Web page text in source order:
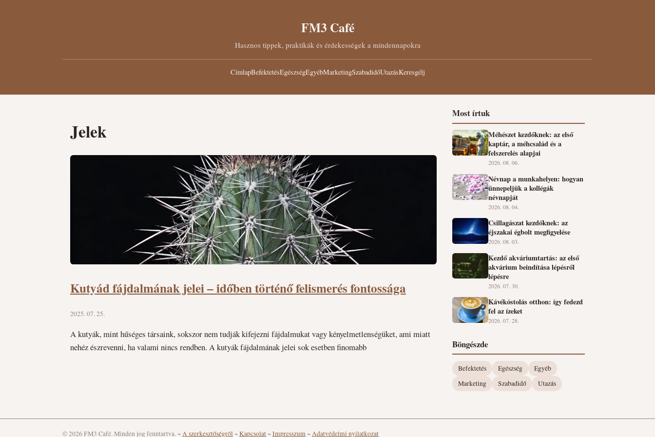
FM3 Café
Hasznos tippek, praktikák és érdekességek a mindennapokra
CímlapBefektetésEgészségEgyébMarketingSzabadidőUtazásKeresgélj
Jelek
Kutyád fájdalmának jelei – időben történő felismerés fontossága
2025. 07. 25.
A kutyák, mint hűséges társaink, sokszor nem tudják kifejezni fájdalmukat vagy kényelmetlenségüket, ami miatt
nehéz észrevenni, ha valami nincs rendben. A kutyák fájdalmának jelei sok esetben finomabb
Most írtuk
Méhészet kezdőknek: az első
kaptár, a méhcsalád és a
felszerelés alapjai
2026. 08. 06.
Névnap a munkahelyen: hogyan
ünnepeljük a kollégák
névnapját
2026. 08. 04.
Csillagászat kezdőknek: az
éjszakai égbolt megfigyelése
2026. 08. 03.
Kezdő akváriumtartás: az első
akvárium beindítása lépésről
lépésre
2026. 07. 30.
Kávékóstolás otthon: így fedezd
fel az ízeket
2026. 07. 28.
Böngészde
Befektetés Egészség
Egyéb
Marketing
Szabadidő Utazás
© 2026 FM3 Café. Minden jog fenntartva. ~A szerkesztőségről ~Kapcsolat ~Impresszum ~Adatvédelmi nyilatkozat